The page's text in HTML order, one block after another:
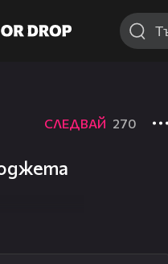
СЛЕДВАЙ 270